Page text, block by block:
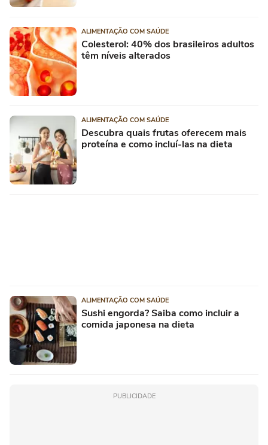
ALIMENTAÇÃO COM SAÚDE
Colesterol: 40% dos brasileiros adultos
têm níveis alterados
ALIMENTAÇÃO COM SAÚDE
Descubra quais frutas oferecem mais
proteína e como incluí-las na dieta
ALIMENTAÇÃO COM SAÚDE
Sushi engorda? Saiba como incluir a
comida japonesa na dieta
PUBLICIDADE